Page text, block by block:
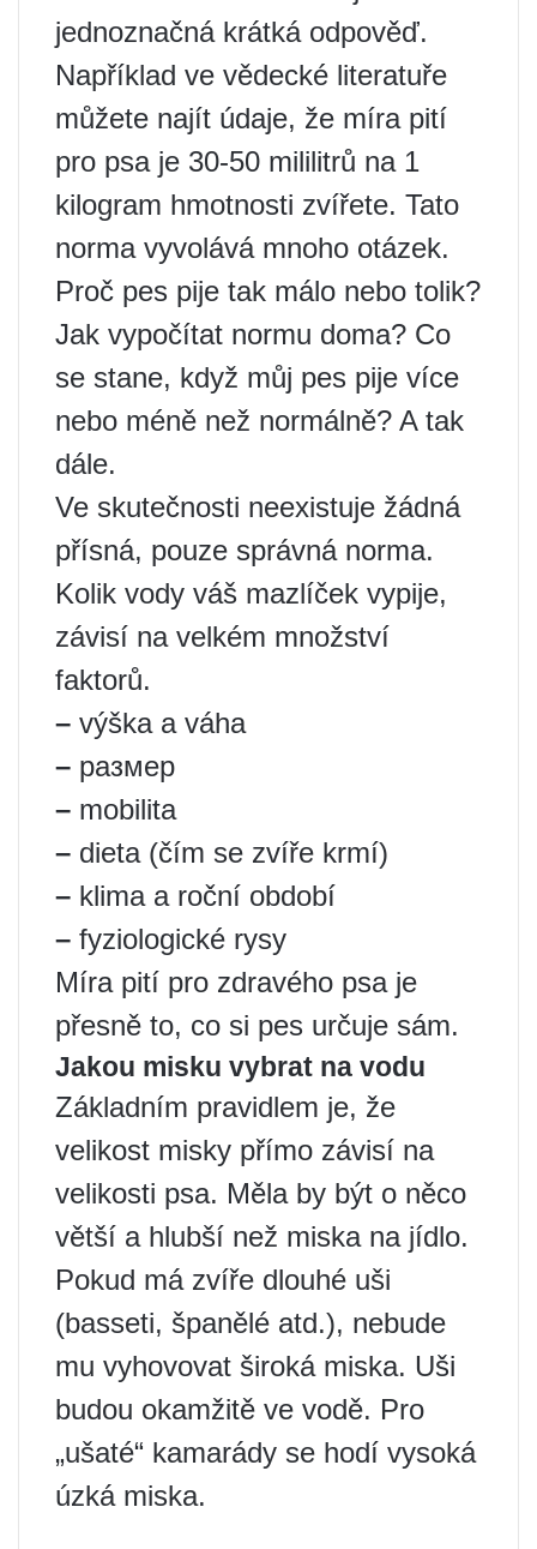
jednoznačná krátká odpověď.
Například ve vědecké literatuře
můžete najít údaje, že míra pití
pro psa je 30-50 mililitrů na 1
kilogram hmotnosti zvířete. Tato
norma vyvolává mnoho otázek.
Proč pes pije tak málo nebo tolik?
Jak vypočítat normu doma? Co
se stane, když můj pes pije více
nebo méně než normálně? A tak
dále.
Ve skutečnosti neexistuje žádná
přísná, pouze správná norma.
Kolik vody váš mazlíček vypije,
závisí na velkém množství
faktorů.
– výška a váha
– размер
– mobilita
– dieta (čím se zvíře krmí)
– klima a roční období
– fyziologické rysy
Míra pití pro zdravého psa je
přesně to, co si pes určuje sám.
Jakou misku vybrat na vodu
Základním pravidlem je, že
velikost misky přímo závisí na
velikosti psa. Měla by být o něco
větší a hlubší než miska na jídlo.
Pokud má zvíře dlouhé uši
(basseti, španělé atd.), nebude
mu vyhovovat široká miska. Uši
budou okamžitě ve vodě. Pro
„ušaté“ kamarády se hodí vysoká
úzká miska.